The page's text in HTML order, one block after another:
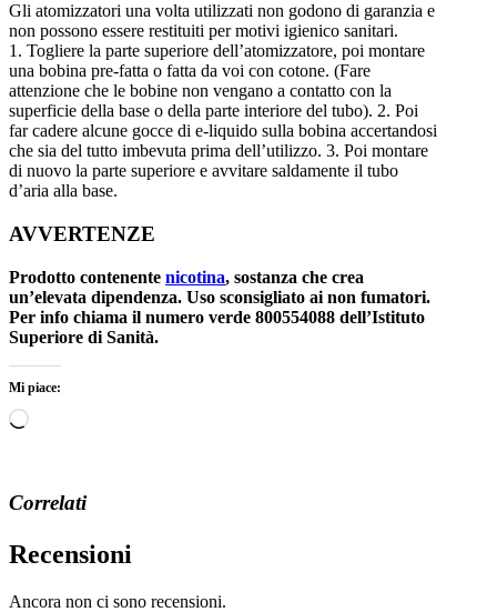
Gli atomizzatori una volta utilizzati non godono di garanzia e
non possono essere restituiti per motivi igienico sanitari.
1. Togliere la parte superiore dell’atomizzatore, poi montare
una bobina pre-fatta o fatta da voi con cotone. (Fare
attenzione che le bobine non vengano a contatto con la
superficie della base o della parte interiore del tubo). 2. Poi
far cadere alcune gocce di e-liquido sulla bobina accertandosi
che sia del tutto imbevuta prima dell’utilizzo. 3. Poi montare
di nuovo la parte superiore e avvitare saldamente il tubo
d’aria alla base.
AVVERTENZE
Prodotto contenente nicotina, sostanza che crea
un’elevata dipendenza. Uso sconsigliato ai non fumatori.
Per info chiama il numero verde 800554088 dell’Istituto
Superiore di Sanità.
Mi piace:
Caricamento
Correlati
Recensioni
Ancora non ci sono recensioni.